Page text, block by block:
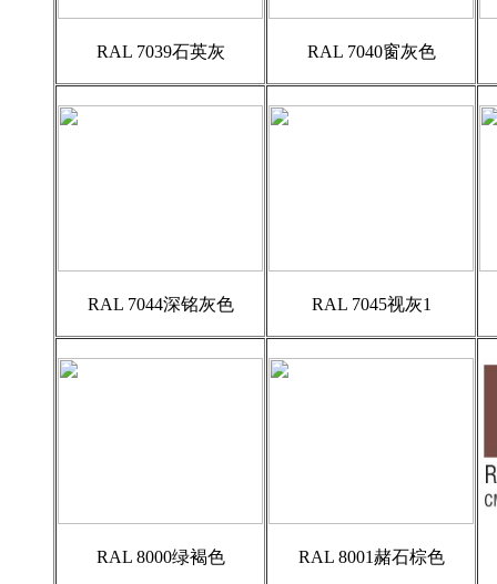
RAL 7039石英灰 RAL 7040窗灰色
RAL 7044深铭灰色 RAL 7045视灰1
RAL 8000绿褐色 RAL 8001赭石棕色